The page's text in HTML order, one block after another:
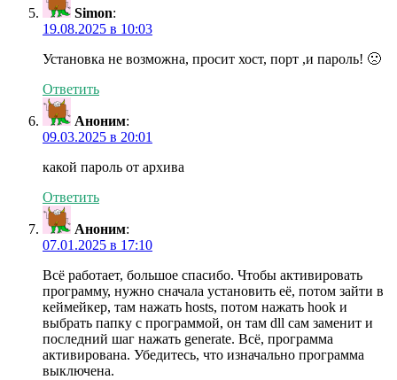
Simon:
19.08.2025 в 10:03
Установка не возможна, просит хост, порт ,и пароль! 🙁
Ответить
Аноним:
09.03.2025 в 20:01
какой пароль от архива
Ответить
Аноним:
07.01.2025 в 17:10
Всё работает, большое спасибо. Чтобы активировать
программу, нужно сначала установить её, потом зайти в
кеймейкер, там нажать hosts, потом нажать hook и
выбрать папку с программой, он там dll сам заменит и
последний шаг нажать generate. Всё, программа
активирована. Убедитесь, что изначально программа
выключена.